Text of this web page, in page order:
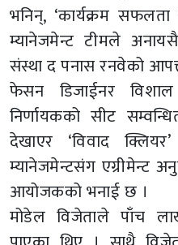
भनिन्, ‘कार्यक्रम
म्यानेजमेन्ट टीमले
संस्था द पनास रनवेको
फेसन डिजाईनर
निर्णायकको सीट
देखाएर ‘विवाद
म्यानेजमेन्टसंग एग्रीमेन्ट
आयोजकको भनाई छ ।
मोडेल विजेताले पाँच